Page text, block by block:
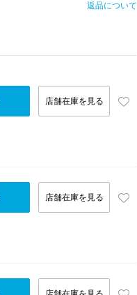
返品について
店舗在庫を見る
店舗在庫を見る